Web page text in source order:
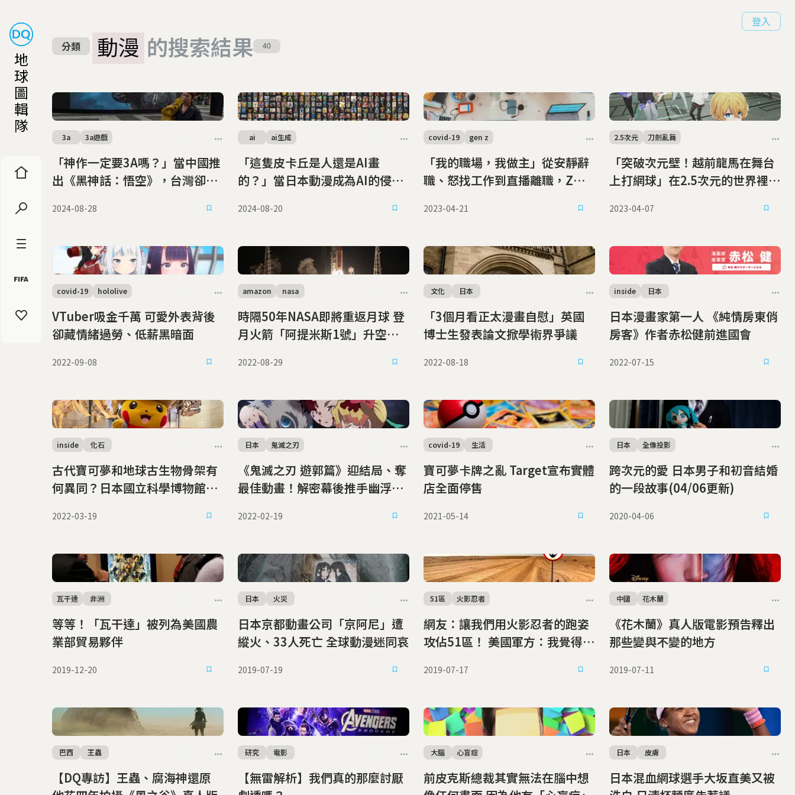
地
球
圖
輯
隊
登入
分類
動漫 的搜索結果 40
「神作一定要3A嗎？」當中國推
出《黑神話：悟空》，台灣卻被
3a 3a遊戲
2024-08-28
「這隻皮卡丘是人還是AI畫
的？」當日本動漫成為AI的侵權
利？
ai ai生成
2024-08-20
「我的職場，我做主」從安靜辭
職、怒找工作到直播離職，Z世
covid-19 gen z
2023-04-21
「突破次元壁！越前龍馬在舞台
上打網球」在2.5次元的世界裡沒
2.5次元 刀劍亂舞
2023-04-07
VTuber吸金千萬 可愛外表背後
卻藏情緒過勞、低薪黑暗面
covid-19 hololive
2022-09-08
時隔50年NASA即將重返月球 登
月火箭「阿提米斯1號」升空
amazon nasa
2022-08-29
「3個月看正太漫畫自慰」英國
博士生發表論文掀學術界爭議
文化 日本
2022-08-18
日本漫畫家第一人 《純情房東俏
房客》作者赤松健前進國會
inside 日本
2022-07-15
古代寶可夢和地球古生物骨架有
何異同？日本國立科學博物館
inside 化石
2022-03-19
《鬼滅之刃 遊郭篇》迎結局、奪
最佳動畫！解密幕後推手幽浮社
日本 鬼滅之刃
2022-02-19
寶可夢卡牌之亂 Target宣布實體
店全面停售
covid-19 生活
2021-05-14
跨次元的愛 日本男子和初音結婚
的一段故事(04/06更新)
日本 全像投影
2020-04-06
等等！「瓦干達」被列為美國農
業部貿易夥伴
瓦干達 非洲
2019-12-20
日本京都動畫公司「京阿尼」遭
縱火、33人死亡 全球動漫迷同哀
日本 火災
2019-07-19
網友：讓我們用火影忍者的跑姿
攻佔51區！ 美國軍方：我覺得不
51區 火影忍者
2019-07-17
《花木蘭》真人版電影預告釋出
那些變與不變的地方
中國 花木蘭
2019-07-11
【DQ專訪】王蟲、腐海神還原
巴西 王蟲
【無雷解析】我們真的那麼討厭
研究 電影
前皮克斯總裁其實無法在腦中想
大腦 心盲症
日本混血網球選手大坂直美又被
日本 皮膚